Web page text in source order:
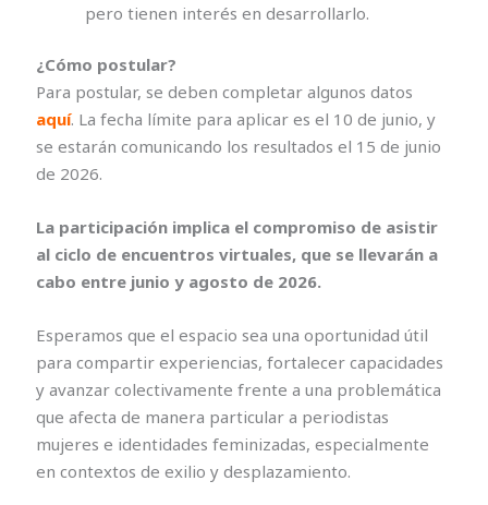
pero tienen interés en desarrollarlo.
¿Cómo postular?
Para postular, se deben completar algunos datos
aquí. La fecha límite para aplicar es el 10 de junio, y
se estarán comunicando los resultados el 15 de junio
de 2026.
La participación implica el compromiso de asistir
al ciclo de encuentros virtuales, que se llevarán a
cabo entre junio y agosto de 2026.
Esperamos que el espacio sea una oportunidad útil
para compartir experiencias, fortalecer capacidades
y avanzar colectivamente frente a una problemática
que afecta de manera particular a periodistas
mujeres e identidades feminizadas, especialmente
en contextos de exilio y desplazamiento.